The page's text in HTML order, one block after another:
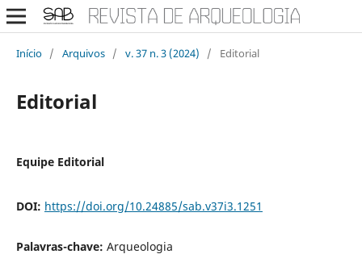
Início / Arquivos / v. 37 n. 3 (2024) / Editorial
Editorial
Equipe Editorial
DOI: https://doi.org/10.24885/sab.v37i3.1251
Palavras-chave: Arqueologia